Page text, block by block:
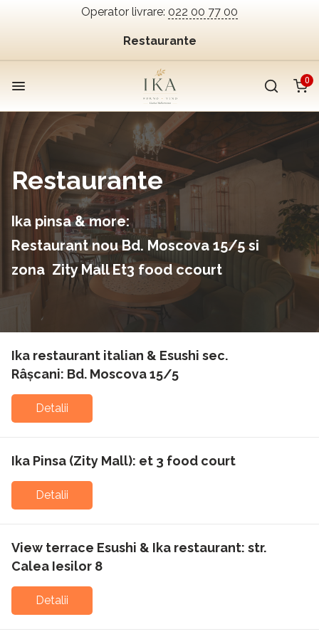
Operator livrare: 022 00 77 00
Restaurante
0
Restaurante
Ika pinsa & more:
Restaurant nou Bd. Moscova 15/5 si
zona Zity Mall Et3 food ccourt
Ika restaurant italian & Esushi sec.
Râșcani: Bd. Moscova 15/5
Detalii
Ika Pinsa (Zity Mall): et 3 food court
Detalii
View terrace Esushi & Ika restaurant: str.
Calea Iesilor 8
Detalii